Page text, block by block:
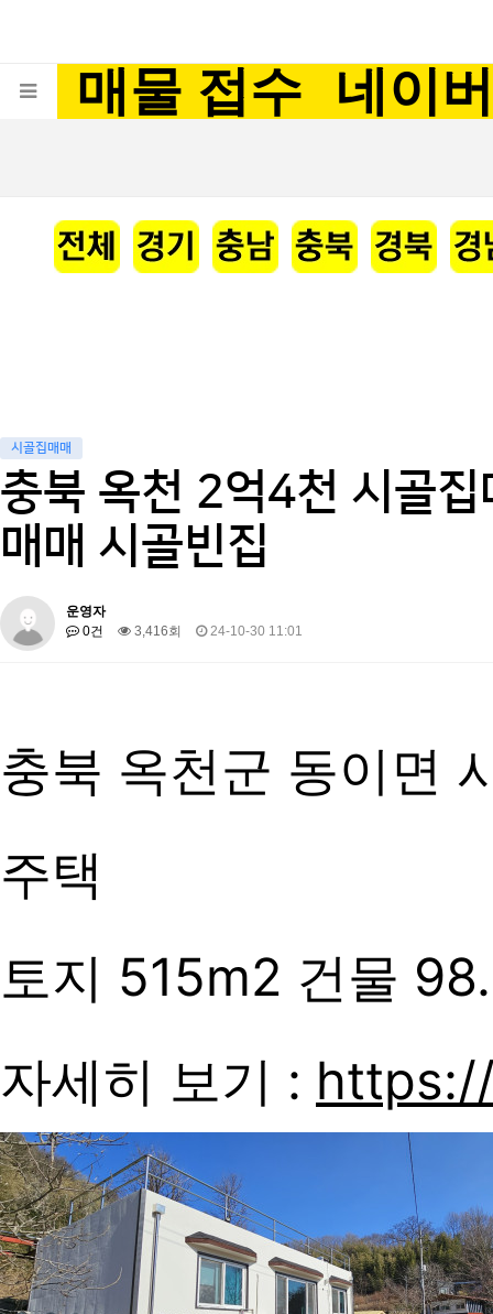
매물 접수 네이
시골집매매
충북 옥천 2억4천 시골
매매 시골빈집
운영자
0건
3,416회 24-10-30 11:01
충북 옥천군 동이면
주택
토지 515m2 건물
자세히 보기 :